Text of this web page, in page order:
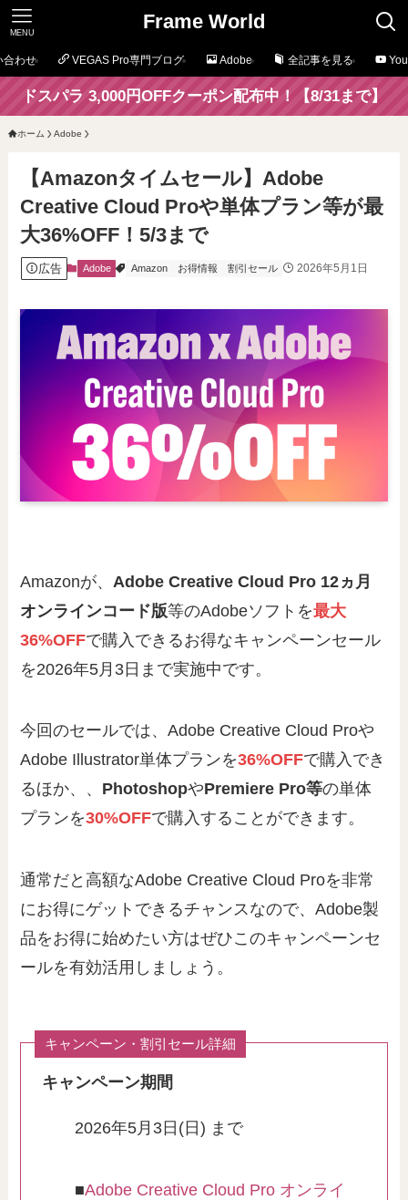
Frame World
MENU
わせ VEGAS Pro専門ブログ Adobe 全記事を見る
ドスパラ 3,000円OFFクーポン配布中！【8/31まで】
ホーム Adobe
【Amazonタイムセール】Adobe
Creative Cloud Proや単体プラン等が最
大36%OFF！5/3まで
広告 Adobe Amazon お得情報 割引セール 2026年5月1日
Amazonが、 Adobe Creative Cloud Pro 12ヵ月
オンラインコード版等のAdobeソフトを最大
36%OFFで購入できるお得なキャンペーンセール
を2026年5月3日まで実施中です。
今回のセールでは、Adobe Creative Cloud Proや
Adobe Illustrator単体プランを36%OFFで購入でき
るほか、、 PhotoshopやPremiere Pro等の単体
プランを30%OFFで購入することができます。
通常だと高額なAdobe Creative Cloud Proを非常
にお得にゲットできるチャンスなので、Adobe製
品をお得に始めたい方はぜひこのキャンペーンセ
ールを有効活用しましょう。
キャンペーン・割引セール詳細
キャンペーン期間
2026年5月3日(日) まで
■Adobe Creative Cloud Pro オンライ